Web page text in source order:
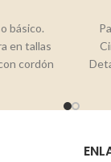
básico.
en tallas
cordón